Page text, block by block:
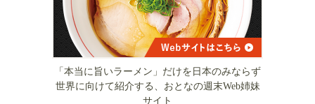
「本当に旨いラーメン」だけを日本のみならず
世界に向けて紹介する、おとなの週末Web姉妹
サイト